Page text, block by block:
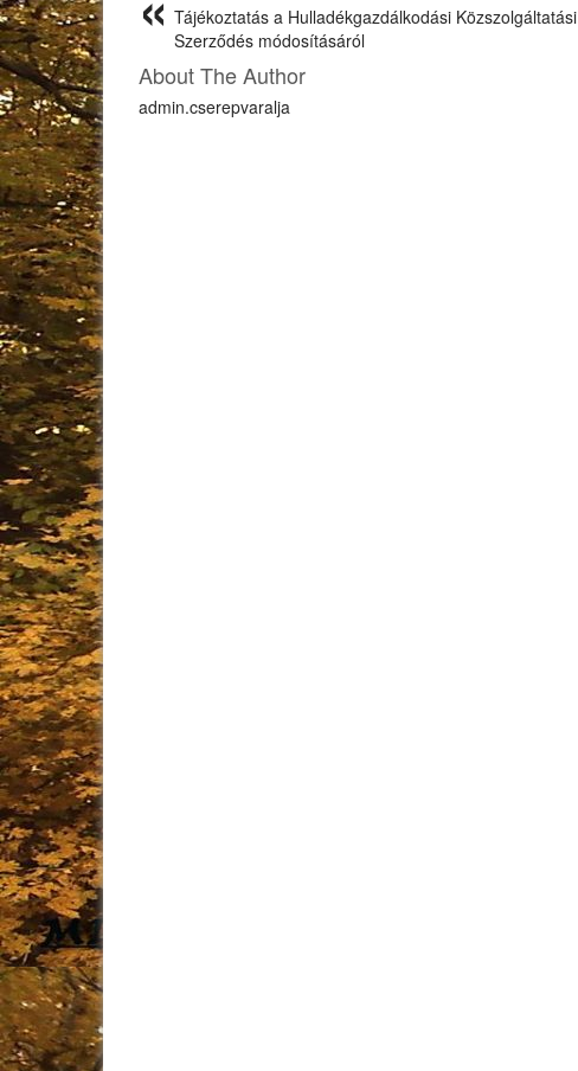
Tájékoztatás a Hulladékgazdálkodási Közszolgáltatási
Szerződés módosításáról
About The Author
admin.cserepvaralja